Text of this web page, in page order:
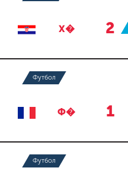
Х� 2
Футбол
Ф� 1
Футбол